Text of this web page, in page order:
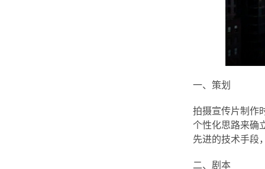
一、策划
拍摄宣传片制作
个性化思路来确
先进的技术手段
二、剧本